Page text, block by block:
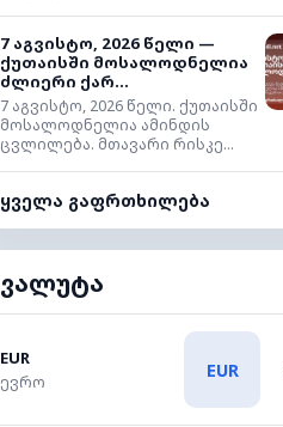
7 აგვისტო, 2026 წელი —
ქუთაისში მოსალოდნელია
ძლიერი ქარ...
7 აგვისტო, 2026 წელი. ქუთაისში
მოსალოდნელია ამინდის
ცვლილება. მთავარი რისკე...
ყველა გაფრთხილება
ვალუტა
EUR
ევრო
EUR